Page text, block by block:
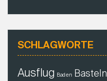
SCHLAGWORTE
Ausflug Baden Basteln